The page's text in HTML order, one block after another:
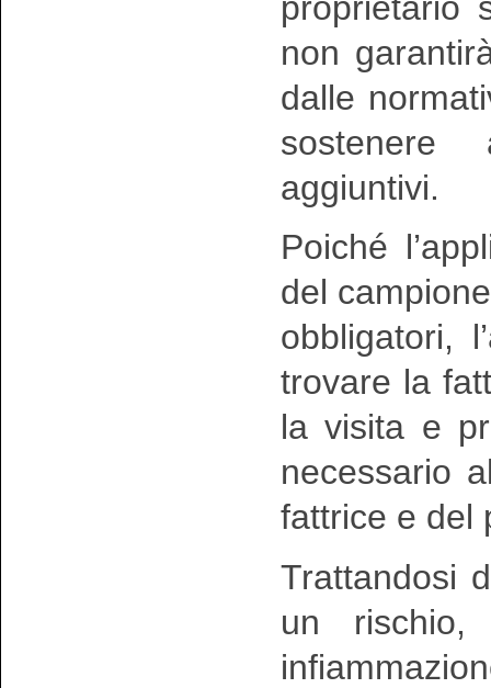
non
dalle
sostenere
aggiuntivi.
Poiché
del
obbligatori,
trovare la
la visita e
necessario
fattrice e del
Trattandosi
un